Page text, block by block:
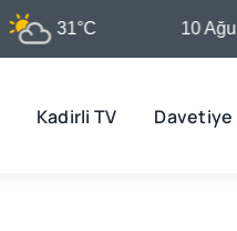
31°C 10 Ağu
Kadirli TV Davetiye